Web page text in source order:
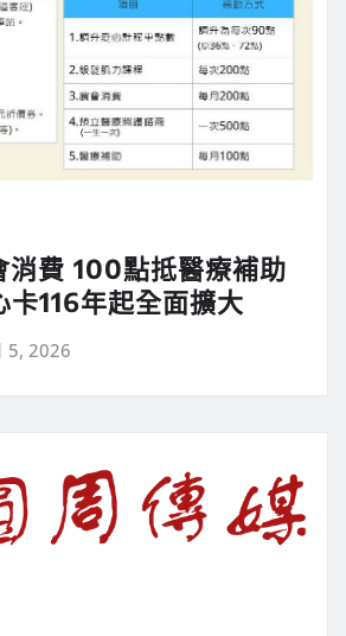
費 100點抵醫療補助
卡116年起全面擴大
5, 2026